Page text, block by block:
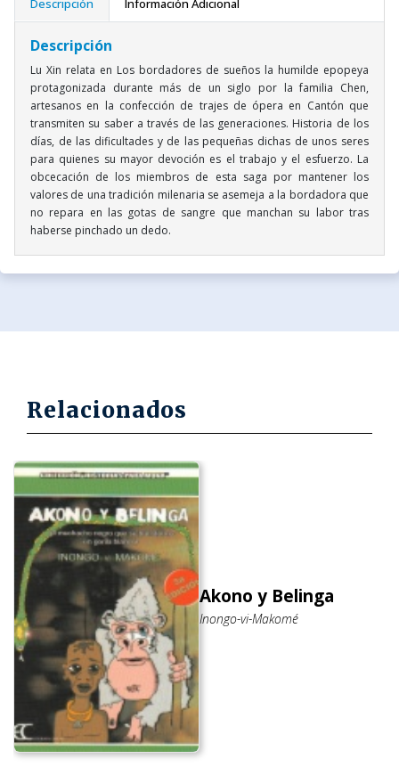
Descripción Información Adicional
Descripción
Lu Xin relata en Los bordadores de sueños la humilde epopeya
protagonizada durante más de un siglo por la familia Chen,
artesanos en la confección de trajes de ópera en Cantón que
transmiten su saber a través de las generaciones. Historia de los
días, de las dificultades y de las pequeñas dichas de unos seres
para quienes su mayor devoción es el trabajo y el esfuerzo. La
obcecación de los miembros de esta saga por mantener los
valores de una tradición milenaria se asemeja a la bordadora que
no repara en las gotas de sangre que manchan su labor tras
haberse pinchado un dedo.
Relacionados
Akono y Belinga
Inongo-vi-Makomé